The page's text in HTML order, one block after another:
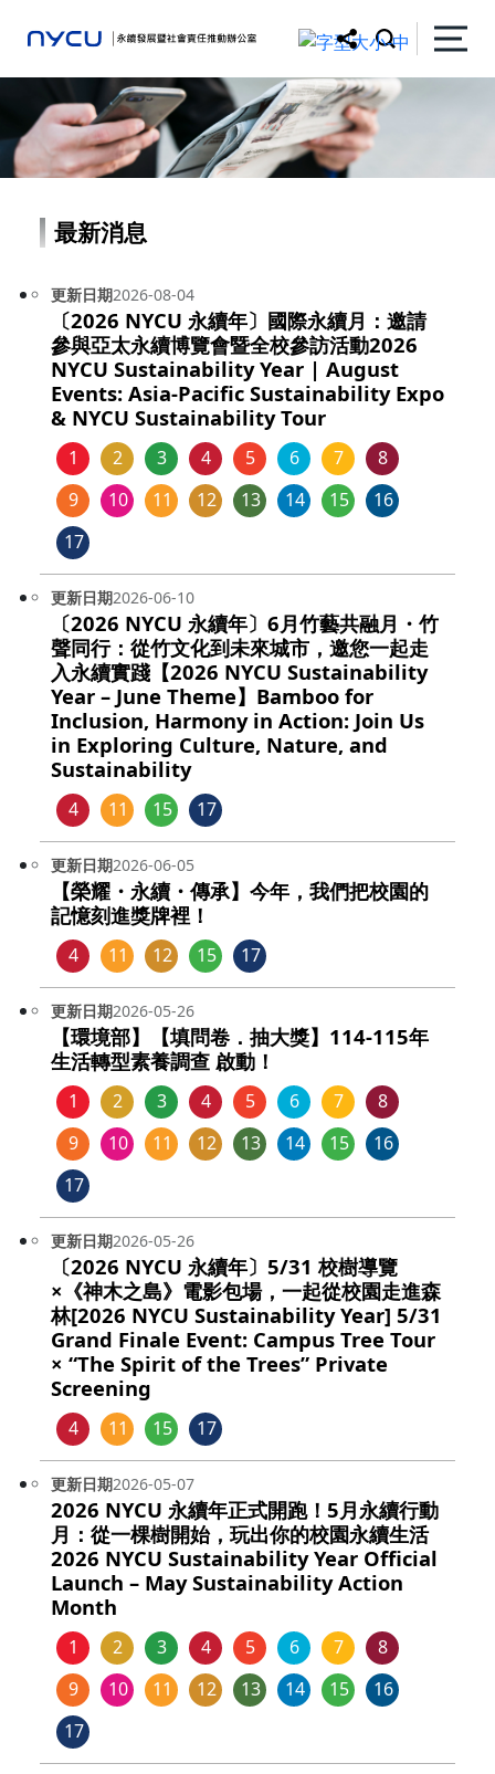
最新消息
更新日期2026-08-04
〔2026 NYCU 永續年〕國際永續月：邀請
參與亞太永續博覽會暨全校參訪活動2026
NYCU Sustainability Year | August
Events: Asia-Pacific Sustainability Expo
& NYCU Sustainability Tour
1 2 3 4 5 6 7
8
9
10 11 12 13 14 15
16
17
更新日期2026-06-10
〔2026 NYCU 永續年〕6月竹藝共融月・竹
聲同行：從竹文化到未來城市，邀您一起走
入永續實踐【2026 NYCU Sustainability
Year – June Theme】Bamboo for
Inclusion, Harmony in Action: Join Us
in Exploring Culture, Nature, and
Sustainability
4 11 15 17
更新日期2026-06-05
【榮耀・永續・傳承】今年，我們把校園的
記憶刻進獎牌裡！
4 11 12 15 17
更新日期2026-05-26
【環境部】【填問卷．抽大獎】114-115年
生活轉型素養調查 啟動！
1 2 3 4 5 6 7
8
9
10 11 12 13 14 15
16
17
更新日期2026-05-26
〔2026 NYCU 永續年〕5/31 校樹導覽
×《神木之島》電影包場，一起從校園走進森
林[2026 NYCU Sustainability Year] 5/31
Grand Finale Event: Campus Tree Tour
× “The Spirit of the Trees” Private
Screening
4 11 15 17
更新日期2026-05-07
2026 NYCU 永續年正式開跑！5月永續行動
月：從一棵樹開始，玩出你的校園永續生活
2026 NYCU Sustainability Year Official
Launch – May Sustainability Action
Month
1 2 3 4 5 6 7
8
9
10 11 12 13 14 15
16
17